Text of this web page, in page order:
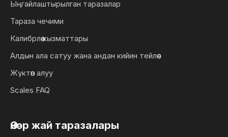
Ыңгайлаштырылган таразалар
Тараза чечими
Калибрлөө кызматтары
Алдын ала сатуу жана андан кийин тейлөө
Жүктөп алуу
Scales FAQ
Өнөр жай таразалары